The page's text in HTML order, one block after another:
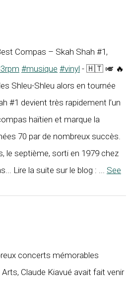
Compas – Skah Shah #1,
#musique #vinyl - 🇭🇹 🎺 🔥
Shleu-Shleu alors en tournée
#1 devient très rapidement l’un
haïtien et marque la
70 par de nombreux succès.
le septième, sorti en 1979 chez
Lire la suite sur le blog : ... See
concerts mémorables
Claude Kiavué avait fait venir